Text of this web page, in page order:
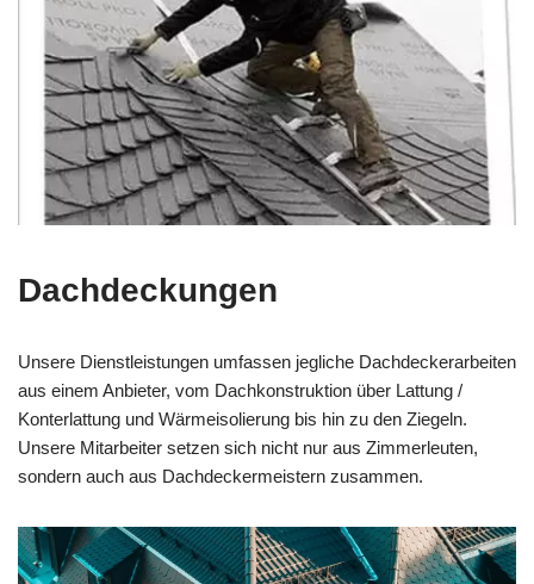
Dachdeckungen
Unsere Dienstleistungen umfassen jegliche Dachdeckerarbeiten
aus einem Anbieter, vom Dachkonstruktion über Lattung /
Konterlattung und Wärmeisolierung bis hin zu den Ziegeln.
Unsere Mitarbeiter setzen sich nicht nur aus Zimmerleuten,
sondern auch aus Dachdeckermeistern zusammen.